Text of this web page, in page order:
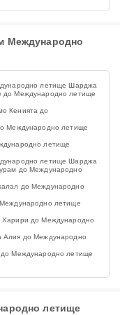
Международно
летище Шарджа
до Международно летище
Кенията до
Международно летище
летище
летище Шарджа
до Международно
до Международно
летище
до Международно
Алия до Международно
Международно летище
летище